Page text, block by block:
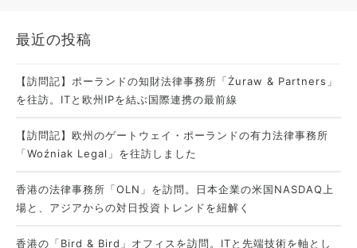
最近の投稿
【訪問記】ポーランドの知財法律事務所「Żuraw & Partners」
を往訪。ITと欧州IPを結ぶ国際連携の最前線
【訪問記】欧州のゲートウェイ・ポーランドの有力法律事務所
「Woźniak Legal」を往訪しました
香港の法律事務所「OLN」を訪問。日本企業の米国NASDAQ上
場と、アジアからの対日投資トレンドを紐解く
香港の「Bird & Bird」オフィスを訪問。ITと先端技術を軸とし